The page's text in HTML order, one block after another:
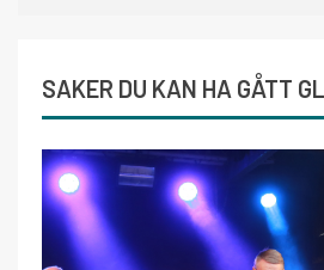
SAKER DU KAN HA GÅTT